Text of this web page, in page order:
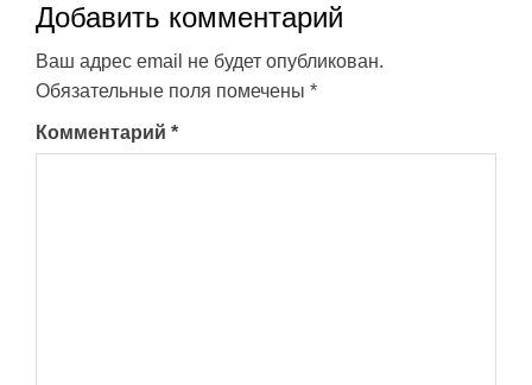
Добавить комментарий
Ваш адрес email не будет опубликован.
Обязательные поля помечены *
Комментарий *